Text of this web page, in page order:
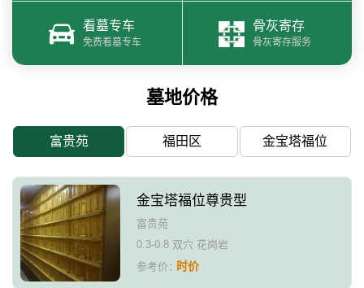
看墓专车
免费看墓专车
骨灰寄存
骨灰寄存服务
墓地价格
富贵苑 福田区 金宝塔福位
金宝塔福位尊贵型
富贵苑
0.3-0.8 双穴 花岗岩
参考价：时价